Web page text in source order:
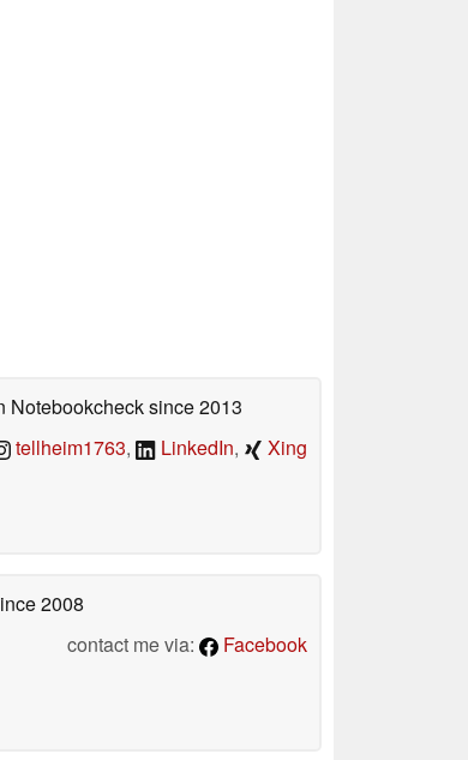
Notebookchecksince 2013
tellheim1763, LinkedIn, Xing
2008
contact me via:
Facebook